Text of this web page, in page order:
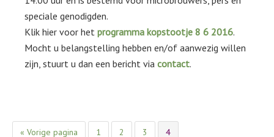
speciale genodigden.
Klik hier voor het programma kopstootje 8 6 2016.
Mocht u belangstelling hebben en/of aanwezig willen
zijn, stuurt u dan een bericht via contact.
« Ga
Vorige pagina Pagina
1 Pagina
2 Pagina
3 Pagina
4